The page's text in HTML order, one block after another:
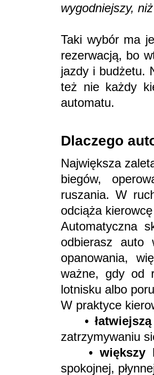
wygodniejszy,
Taki wybór ma
rezerwacją, bo
jazdy i budżetu.
też nie każdy
automatu.
Dlaczego
Największa
biegów,
ruszania. W
odciąża
Automatyczna
odbierasz auto
opanowania,
ważne, gdy od
lotnisku albo
W praktyce
•
zatrzymywaniu
• większy
spokojnej,